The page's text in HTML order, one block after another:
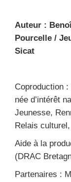
Auteur :
Pour­celle /
Sicat
Copro­duc­tion
née d’in­té­rêt
Jeu­nesse,
Relais
Aide à la
(DRAC
Par­te­naires :